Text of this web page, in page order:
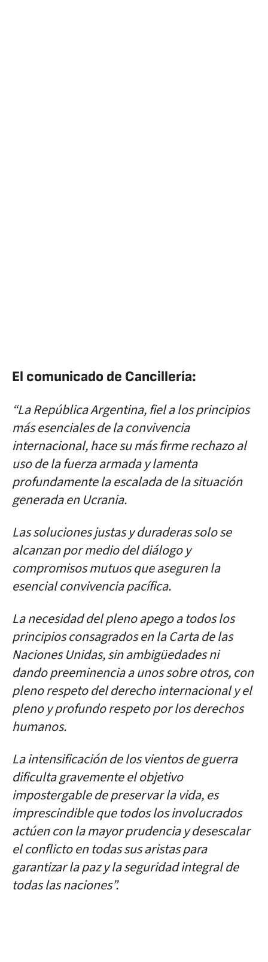
El comunicado de Cancillería:
“La República Argentina, fiel a los principios
más esenciales de la convivencia
internacional, hace su más firme rechazo al
uso de la fuerza armada y lamenta
profundamente la escalada de la situación
generada en Ucrania.
Las soluciones justas y duraderas solo se
alcanzan por medio del diálogo y
compromisos mutuos que aseguren la
esencial convivencia pacífica.
La necesidad del pleno apego a todos los
principios consagrados en la Carta de las
Naciones Unidas, sin ambigüedades ni
dando preeminencia a unos sobre otros, con
pleno respeto del derecho internacional y el
pleno y profundo respeto por los derechos
humanos.
La intensificación de los vientos de guerra
dificulta gravemente el objetivo
impostergable de preservar la vida, es
imprescindible que todos los involucrados
actúen con la mayor prudencia y desescalar
el conflicto en todas sus aristas para
garantizar la paz y la seguridad integral de
todas las naciones”.